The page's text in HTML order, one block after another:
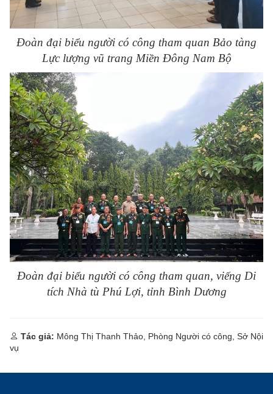
Đoàn đại biểu người có công tham quan Bảo tàng
Lực lượng vũ trang Miền Đông Nam Bộ
Đoàn đại biểu người có công tham quan, viếng Di
tích Nhà tù Phú Lợi, tỉnh Bình Dương
Tác giả: Mông Thị Thanh Thảo, Phòng Người có công, Sở Nội
vụ